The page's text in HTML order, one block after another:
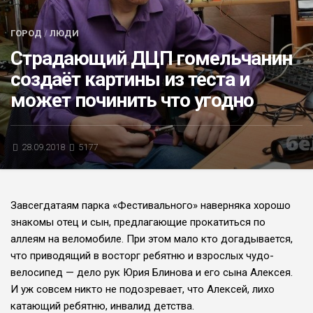
БЛИЦ-ОПРОС
АФИША
ГОРОД /ЛЮДИ
Страдающий ДЦП гомельчанин
создаёт картины из теста и
может починить что угодно
28.09.2018 5177
Завсегдатаям пар­ка «Фестивально­го» наверняка хоро­шо
знакомы отец и сын, предлагающие прока­титься по
аллеям на веломо­биле. При этом мало кто дога­дывается,
что приводящий в восторг ребятню и взрос­лых чудо-
велосипед — дело рук Юрия Блинова и его сына Алексея.
И уж совсем никто не подозревает, что Алек­сей, лихо
катающий ребятню, инвалид детства.